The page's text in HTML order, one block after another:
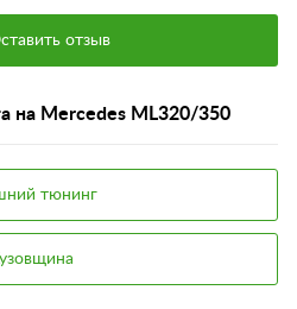
отзыв
на Mercedes ML320/350
тюнинг